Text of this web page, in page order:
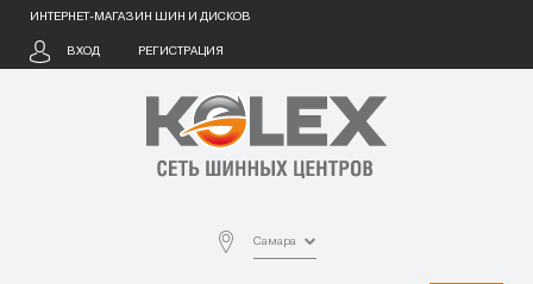
ИНТЕРНЕТ-МАГАЗИН ШИН И ДИСКОВ
ВХОД РЕГИСТРАЦИЯ
Самара